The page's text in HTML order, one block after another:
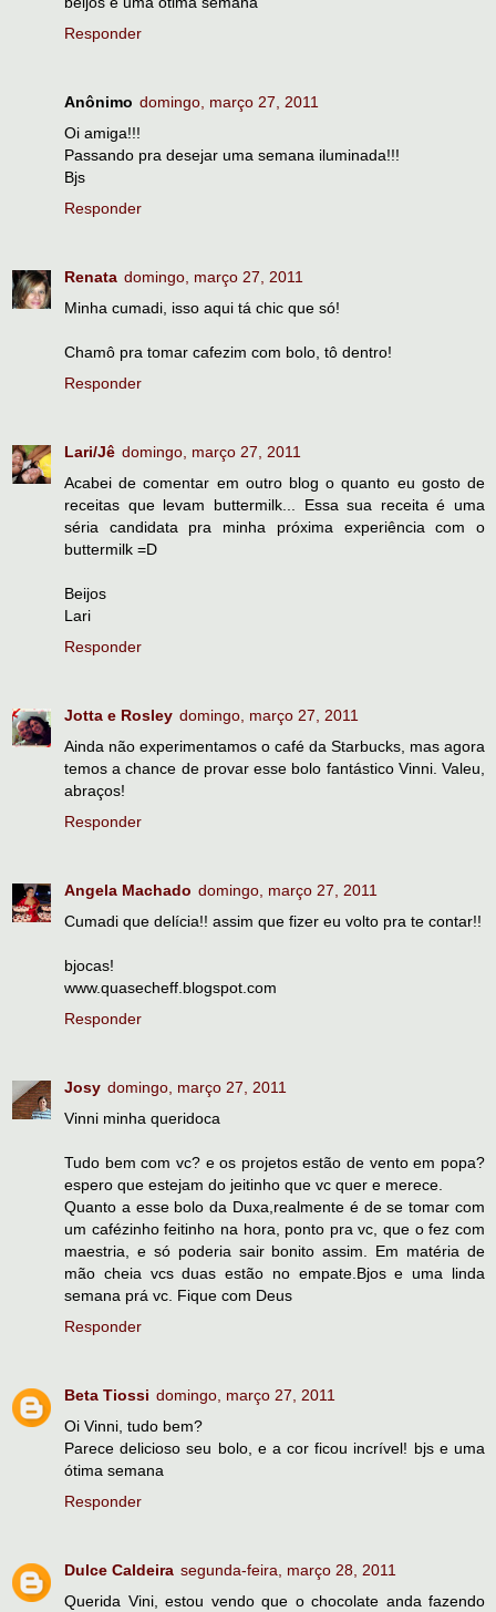
Responder
Anônimo domingo, março 27, 2011
Oi amiga!!!
Passando pra desejar uma semana iluminada!!!
Bjs
Responder
Renata domingo, março 27, 2011
Minha cumadi, isso aqui tá chic que só!
Chamô pra tomar cafezim com bolo, tô dentro!
Responder
Lari/Jê domingo, março 27, 2011
Acabei de comentar em outro blog o quanto eu gosto de
receitas que levam buttermilk... Essa sua receita é uma
séria candidata pra minha próxima experiência com o
buttermilk =D
Beijos
Lari
Responder
Jotta e Rosley domingo, março 27, 2011
Ainda não experimentamos o café da Starbucks, mas agora
temos a chance de provar esse bolo fantástico Vinni. Valeu,
abraços!
Responder
Angela Machado domingo, março 27, 2011
Cumadi que delícia!! assim que fizer eu volto pra te contar!!
bjocas!
www.quasecheff.blogspot.com
Responder
Josy domingo, março 27, 2011
Vinni minha queridoca
Tudo bem com vc? e os projetos estão de vento em popa?
espero que estejam do jeitinho que vc quer e merece.
Quanto a esse bolo da Duxa,realmente é de se tomar com
um cafézinho feitinho na hora, ponto pra vc, que o fez com
maestria, e só poderia sair bonito assim. Em matéria de
mão cheia vcs duas estão no empate.Bjos e uma linda
semana prá vc. Fique com Deus
Responder
Beta Tiossi domingo, março 27, 2011
Oi Vinni, tudo bem?
Parece delicioso seu bolo, e a cor ficou incrível! bjs e uma
ótima semana
Responder
Dulce Caldeira segunda-feira, março 28, 2011
Querida Vini, estou vendo que o chocolate anda fazendo